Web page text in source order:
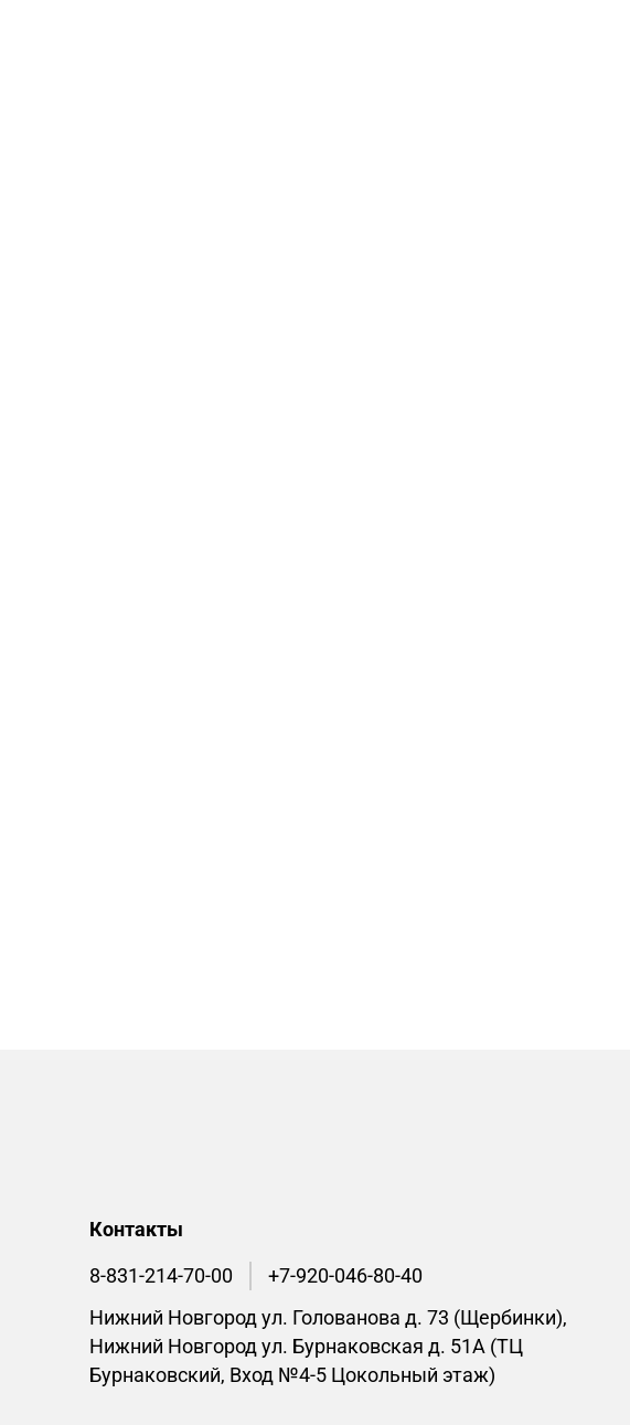
Контакты
8-831-214-70-00
+7-920-046-80-40
Нижний Новгород ул. Голованова д. 73 (Щербинки),
Нижний Новгород ул. Бурнаковская д. 51А (ТЦ
Бурнаковский, Вход №4-5 Цокольный этаж)